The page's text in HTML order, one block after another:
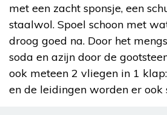
met een zacht sponsje, een
staalwol. Spoel schoon met
droog goed na. Door het
soda en azijn door de
ook meteen 2 vliegen in 1
en de leidingen worden er ook